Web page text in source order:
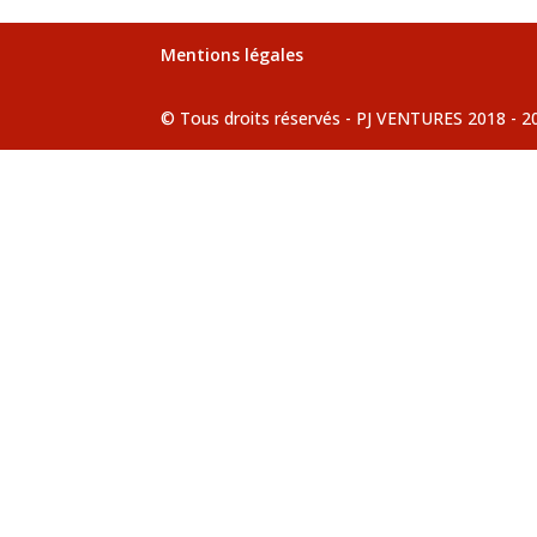
Mentions légales
© Tous droits réservés - PJ VENTURES 2018 -